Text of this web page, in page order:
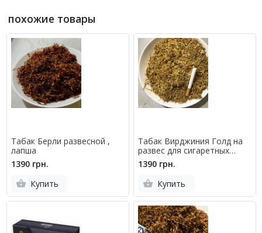
похожие товары
Табак Берли развесной ,
лапша
1390 грн.
Купить
Табак Вирджиния Голд на
развес для сигаретных
гильз
1390 грн.
Купить